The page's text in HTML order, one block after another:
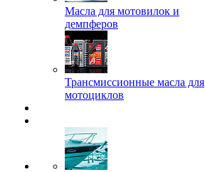
Масла для мотовилок и
демпферов
Трансмиссионные масла для
мотоциклов